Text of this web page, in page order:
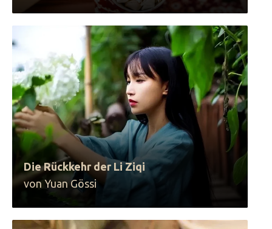
Die Rückkehr der Li Ziqi
von Yuan Gössi